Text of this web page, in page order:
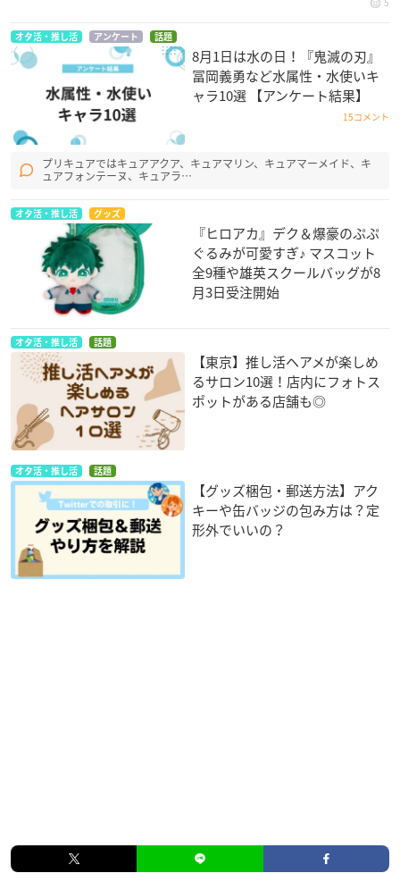
オタ活・推し活 アンケート 話題
8月1日は水の日！『鬼滅の刃』
冨岡義勇など水属性・水使いキ
ャラ10選 【アンケート結果】
15コメント
プリキュアではキュアアクア、キュアマリン、キュアマーメイド、キ
ュアフォンテーヌ、キュアラ…
オタ活・推し活 グッズ
『ヒロアカ』デク＆爆豪のぷぷ
ぐるみが可愛すぎ♪ マスコット
全9種や雄英スクールバッグが8
月3日受注開始
オタ活・推し活 話題
【東京】推し活ヘアメが楽しめ
るサロン10選！店内にフォトス
ポットがある店舗も◎
オタ活・推し活 話題
【グッズ梱包・郵送方法】アク
キーや缶バッジの包み方は？定
形外でいいの？